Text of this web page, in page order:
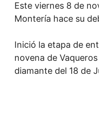
Este viernes 8 de
Montería hace su
Inició la etapa de
novena de
diamante del 18 de